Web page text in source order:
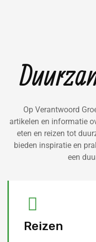
Op Verantwoord
artikelen en informatie
eten en reizen tot
bieden inspiratie en
een
Reizen